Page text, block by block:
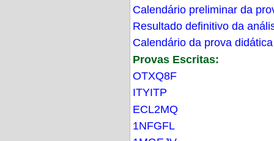
Calendário preliminar da
Resultado definitivo da
Calendário da prova didática
Provas Escritas:
OTXQ8F
ITYITP
ECL2MQ
1NFGFL